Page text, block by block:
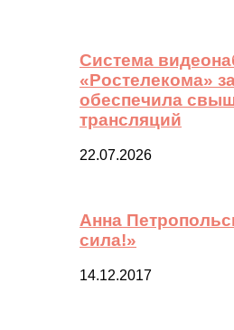
Система
«Ростелекома»
обеспечила
трансляций
22.07.2026
Анна
сила!»
14.12.2017